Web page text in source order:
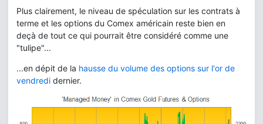
Plus clairement, le niveau de spéculation sur les contrats à
terme et les options du Comex américain reste bien en
deçà de tout ce qui pourrait être considéré comme une
"tulipe"...
...en dépit de la hausse du volume des options sur l'or de
vendredi dernier.